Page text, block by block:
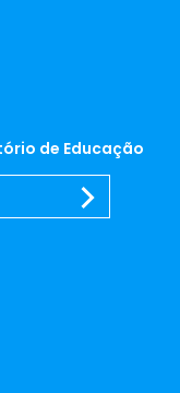
de Educação